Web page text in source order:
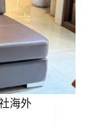
海外